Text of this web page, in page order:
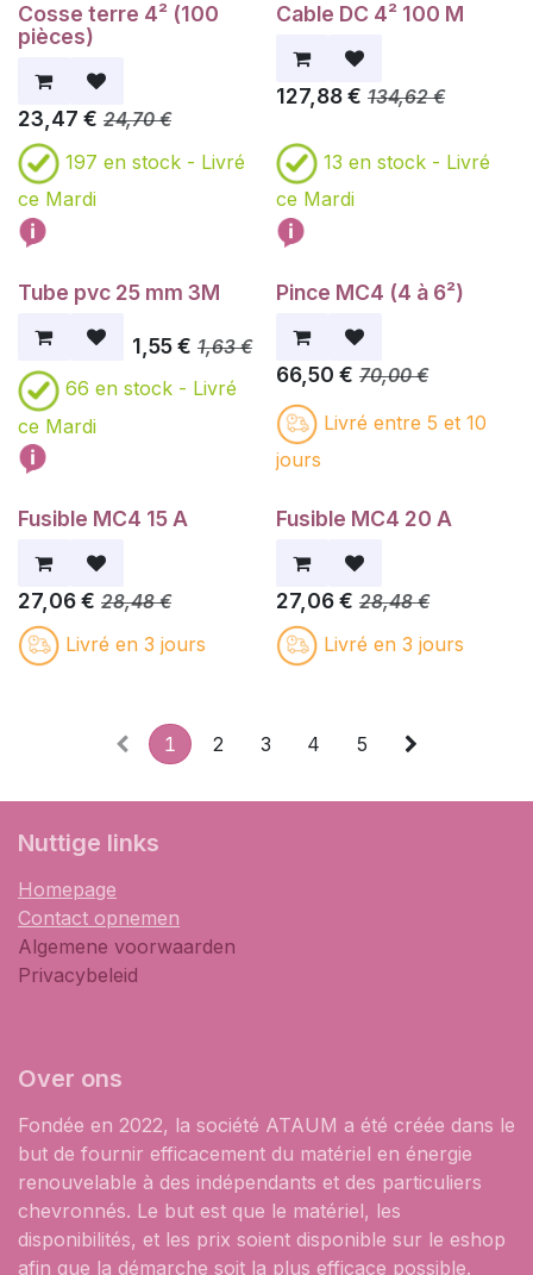
Cosse terre 4² (100
pièces)
23,47 € 24,70€
197 en stock - Livré
ce Mardi
Cable DC 4² 100 M
127,88€ 134,62€
13 en stock - Livré
ce Mardi
Tube pvc 25 mm 3M
1,55€ 1,63€
66 en stock - Livré
ce Mardi
Pince MC4 (4 à 6²)
66,50 € 70,00€
Livré entre 5 et 10
jours
Fusible MC4 15 A
27,06€ 28,48€
Livré en 3 jours
Fusible MC4 20 A
27,06€ 28,48€
Livré en 3 jours
1 2 3 4 5
​Nuttige links
Homepage
Contact opnemen
Algemene voorwaarden
Privacybeleid
Over ons
Fondée en 2022, la société ATAUM a été créée dans le
but de fournir efficacement du matériel en énergie
renouvelable à des indépendants et des particuliers
chevronnés. Le but est que le matériel, les
disponibilités, et les prix soient disponible sur le eshop
afin que la démarche soit la plus efficace possible.